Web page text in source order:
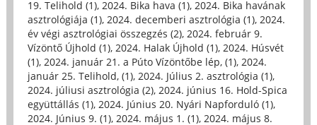
19. Telihold (1), 2024. Bika hava (1), 2024. Bika havának
asztrológiája (1), 2024. decemberi asztrológia (1), 2024.
év végi asztrológiai összegzés (2), 2024. február 9.
Vízöntő Újhold (1), 2024. Halak Újhold (1), 2024. Húsvét
(1), 2024. január 21. a Púto Vízöntőbe lép, (1), 2024.
január 25. Telihold, (1), 2024. Július 2. asztrológia (1),
2024. júliusi asztrológia (2), 2024. június 16. Hold-Spica
együttállás (1), 2024. Június 20. Nyári Napforduló (1),
2024. Június 9. (1), 2024. május 1. (1), 2024. május 8.